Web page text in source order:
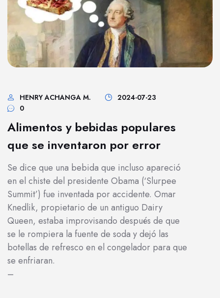
HENRY ACHANGA M.
2024-07-23
0
Alimentos y bebidas populares
que se inventaron por error
Se dice que una bebida que incluso apareció
en el chiste del presidente Obama (‘Slurpee
Summit’) fue inventada por accidente. Omar
Knedlik, propietario de un antiguo Dairy
Queen, estaba improvisando después de que
se le rompiera la fuente de soda y dejó las
botellas de refresco en el congelador para que
se enfriaran.
–